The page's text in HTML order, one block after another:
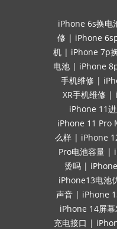
iPhone 6s换电
修 | iPhone
机 | iPhone 7p
电池 | iPhone
手机维修 |
XR手机维修 |
iPhone 11
iPhone 11 Pro
么样 | iPhone
Pro电池容量 |
烫吗 |
iPhone13电池
声音 | iPhone
iPhone 14屏
充电接口 |